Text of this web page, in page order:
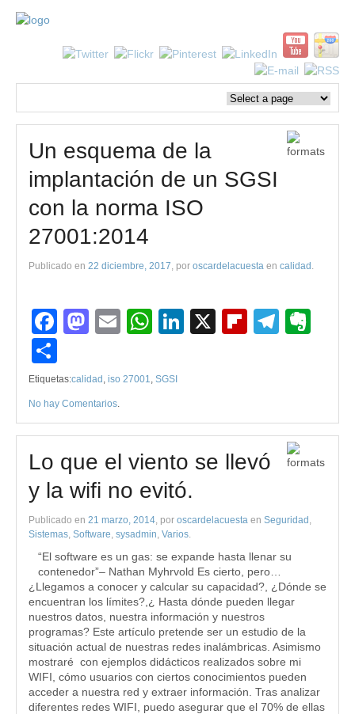
Un esquema de la
implantación de un SGSI
con la norma ISO
27001:2014
Publicado en 22 diciembre, 2017, por oscardelacuesta en calidad .
Facebook
Mastodon
EmailWhatsApp
LinkedIn
X Flipboard
Etiquetas:calidad , iso 27001, SGSI
No hay Comentarios.
Lo que el viento se llevó
y la wifi no evitó.
Publicado en 21 marzo, 2014, por oscardelacuesta en Seguridad ,
Sistemas, Software, sysadmin, Varios.
“El software es un gas: se expande hasta llenar su
contenedor”– Nathan Myhrvold Es cierto, pero…
¿Llegamos a conocer y calcular su capacidad?, ¿Dónde se
encuentran los límites?,¿ Hasta dónde pueden llegar
nuestros datos, nuestra información y nuestros
programas? Este artículo pretende ser un estudio de la
situación actual de nuestras redes inalámbricas. Asimismo
mostraré con ejemplos didácticos realizados sobre mi
WIFI, cómo usuarios con ciertos conocimientos pueden
acceder a nuestra red y extraer información. Tras analizar
diferentes redes WIFI, puedo asegurar que el 70% de ellas